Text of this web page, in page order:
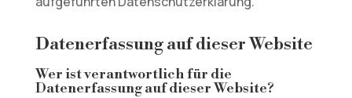
Datenerfassung auf dieser Website
Wer ist verantwortlich für die
Datenerfassung auf dieser Website?